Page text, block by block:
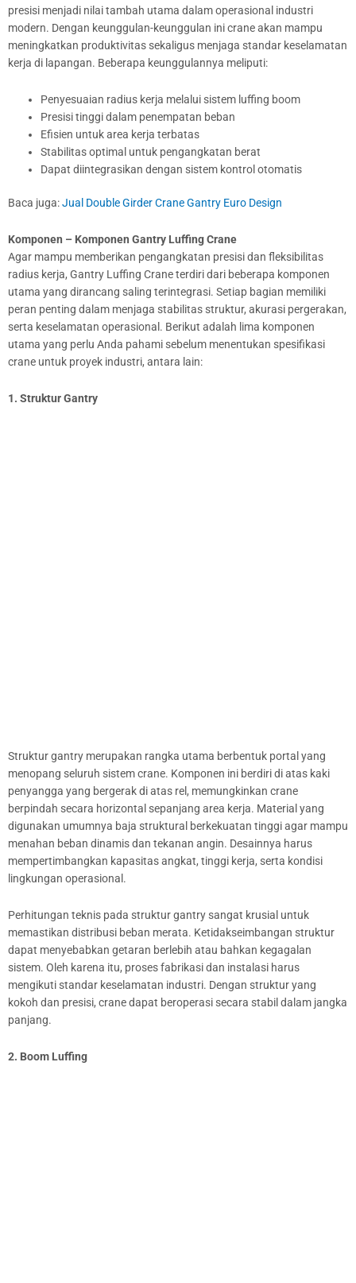
presisi menjadi nilai tambah utama dalam operasional industri
modern. Dengan keunggulan-keunggulan ini crane akan mampu
meningkatkan produktivitas sekaligus menjaga standar keselamatan
kerja di lapangan. Beberapa keunggulannya meliputi:
Penyesuaian radius kerja melalui sistem luffing boom
Presisi tinggi dalam penempatan beban
Efisien untuk area kerja terbatas
Stabilitas optimal untuk pengangkatan berat
Dapat diintegrasikan dengan sistem kontrol otomatis
Baca juga:Jual Double Girder Crane Gantry Euro Design
Komponen – Komponen Gantry Luffing Crane
Agar mampu memberikan pengangkatan presisi dan fleksibilitas
radius kerja, Gantry Luffing Crane terdiri dari beberapa komponen
utama yang dirancang saling terintegrasi. Setiap bagian memiliki
peran penting dalam menjaga stabilitas struktur, akurasi pergerakan,
serta keselamatan operasional. Berikut adalah lima komponen
utama yang perlu Anda pahami sebelum menentukan spesifikasi
crane untuk proyek industri, antara lain:
1. Struktur Gantry
Struktur gantry merupakan rangka utama berbentuk portal yang
menopang seluruh sistem crane. Komponen ini berdiri di atas kaki
penyangga yang bergerak di atas rel, memungkinkan crane
berpindah secara horizontal sepanjang area kerja. Material yang
digunakan umumnya baja struktural berkekuatan tinggi agar mampu
menahan beban dinamis dan tekanan angin. Desainnya harus
mempertimbangkan kapasitas angkat, tinggi kerja, serta kondisi
lingkungan operasional.
Perhitungan teknis pada struktur gantry sangat krusial untuk
memastikan distribusi beban merata. Ketidakseimbangan struktur
dapat menyebabkan getaran berlebih atau bahkan kegagalan
sistem. Oleh karena itu, proses fabrikasi dan instalasi harus
mengikuti standar keselamatan industri. Dengan struktur yang
kokoh dan presisi, crane dapat beroperasi secara stabil dalam jangka
panjang.
2. Boom Luffing